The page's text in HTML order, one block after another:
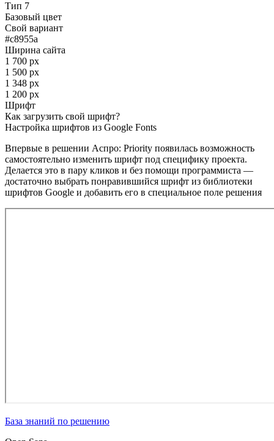
Тип 7
Базовый цвет
Свой вариант
#c8955a
Ширина сайта
1 700 px
1 500 px
1 348 px
1 200 px
Шрифт
Как загрузить свой шрифт?
Настройка шрифтов из Google Fonts
Впервые в решении Аспро: Priority появилась возможность
самостоятельно изменить шрифт под специфику проекта.
Делается это в пару кликов и без помощи программиста —
достаточно выбрать понравившийся шрифт из библиотеки
шрифтов Google и добавить его в специальное поле решения
База знаний по решению